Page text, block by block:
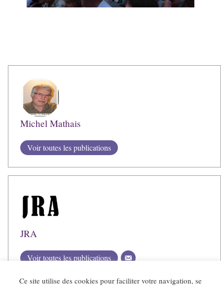
Michel Mathais
Voir toutes les publications
JRA
Voir toutes les publications
Ce site utilise des cookies pour faciliter votre navigation, se